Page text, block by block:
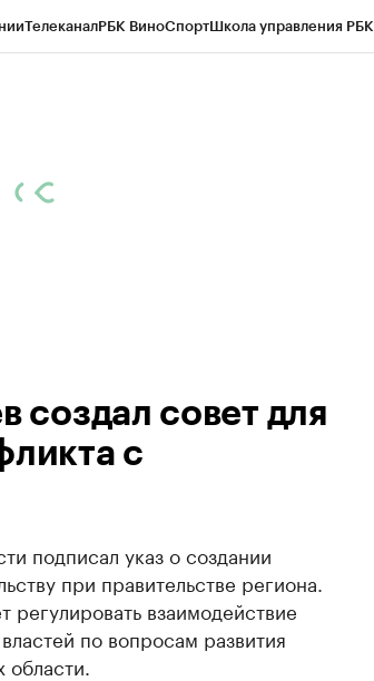
ТелеканалРБК ВиноСпортШкола управления РБК
создал совет для
с
подписал указ о создании
при правительстве региона.
регулировать взаимодействие
по вопросам развития